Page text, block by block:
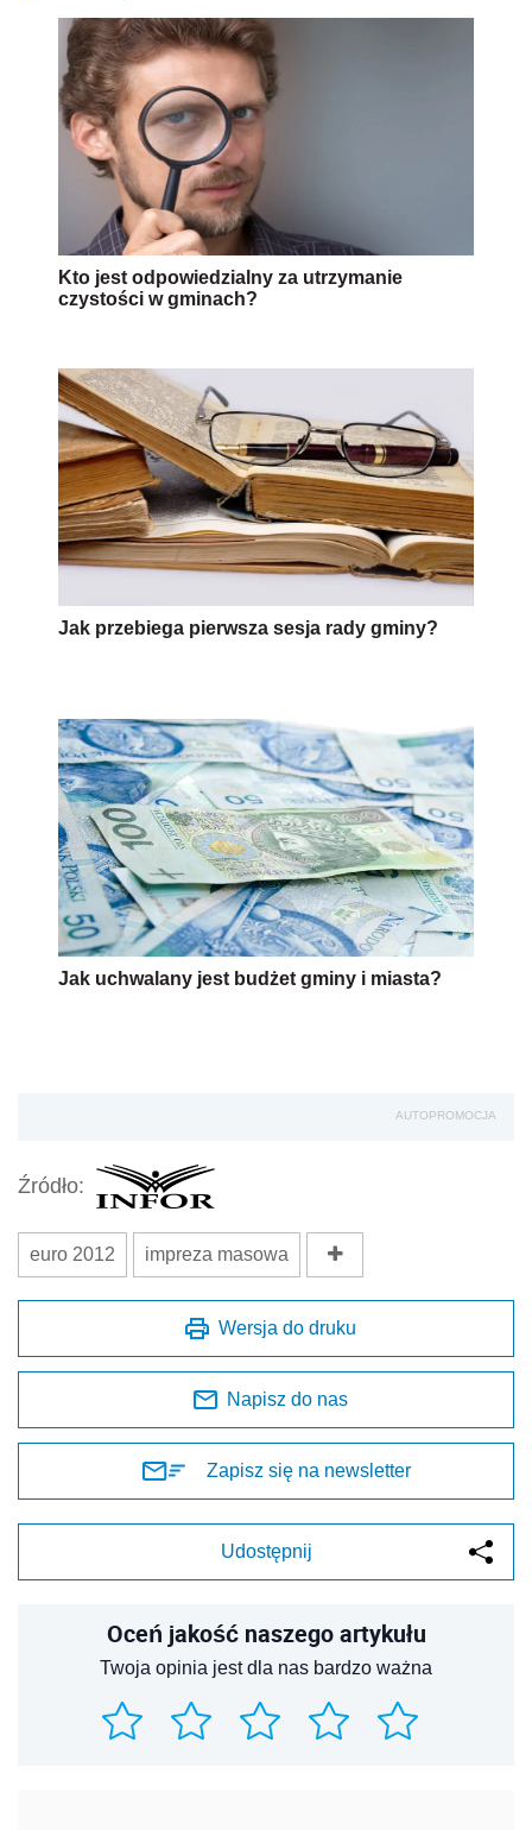
Kto jest odpowiedzialny za utrzymanie
czystości w gminach?
Jak przebiega pierwsza sesja rady gminy?
Jak uchwalany jest budżet gminy i miasta?
AUTOPROMOCJA
Źródło:
euro 2012 impreza masowa
Wersja do druku
Napisz do nas
Zapisz się na newsletter
Udostępnij
Oceń jakość naszego artykułu
Twoja opinia jest dla nas bardzo ważna